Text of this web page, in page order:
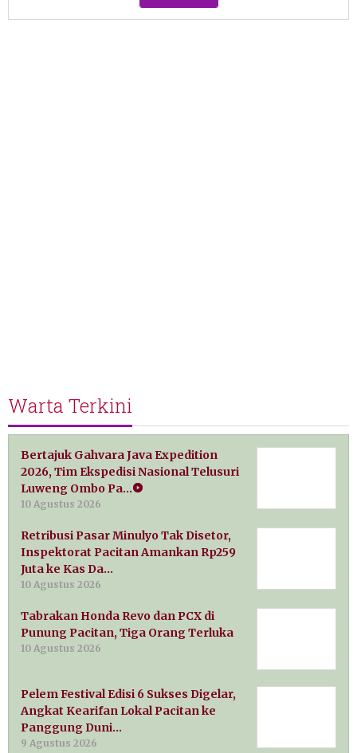
Warta Terkini
Bertajuk Gahvara Java Expedition
2026, Tim Ekspedisi Nasional Telusuri
Luweng Ombo Pa…
10 Agustus 2026
Retribusi Pasar Minulyo Tak Disetor,
Inspektorat Pacitan Amankan Rp259
Juta ke Kas Da…
10 Agustus 2026
Tabrakan Honda Revo dan PCX di
Punung Pacitan, Tiga Orang Terluka
10 Agustus 2026
Pelem Festival Edisi 6 Sukses Digelar,
Angkat Kearifan Lokal Pacitan ke
Panggung Duni…
9 Agustus 2026